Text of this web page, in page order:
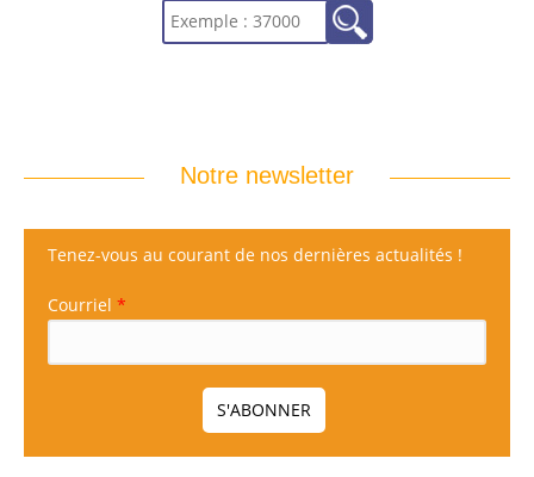
Notre newsletter
Tenez-vous au courant de nos dernières actualités !
Courriel *